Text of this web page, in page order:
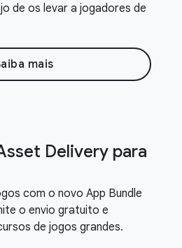
de os levar a jogadores de
mais
Delivery para
com o novo App Bundle
o envio gratuito e
de jogos grandes.